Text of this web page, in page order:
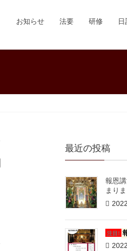
お知らせ 法要 研修 日
最近の投稿
報恩
まり
注目!